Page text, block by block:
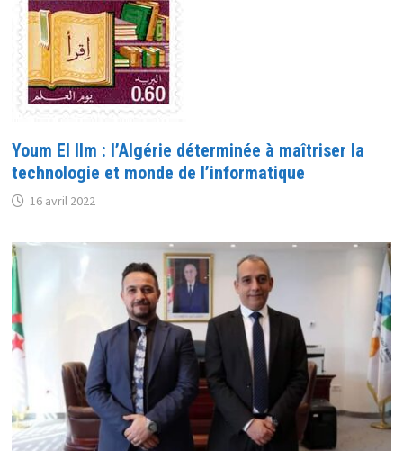
Youm El Ilm : l’Algérie déterminée à maîtriser la
technologie et monde de l’informatique
16 avril 2022